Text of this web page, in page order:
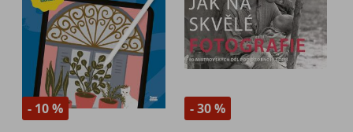
- 10 % - 30 %